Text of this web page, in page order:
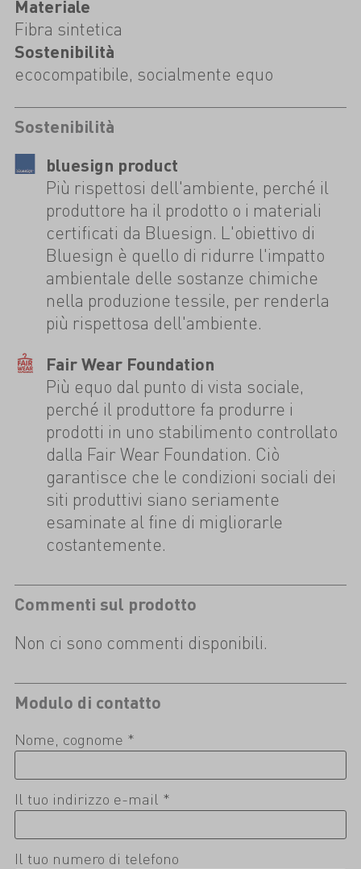
Materiale
Fibra sintetica
Sostenibilità
ecocompatibile, socialmente equo
Sostenibilità
bluesign product
Più rispettosi dell'ambiente, perché il
produttore ha il prodotto o i materiali
certificati da Bluesign. L'obiettivo di
Bluesign è quello di ridurre l'impatto
ambientale delle sostanze chimiche
nella produzione tessile, per renderla
più rispettosa dell'ambiente.
Fair Wear Foundation
Più equo dal punto di vista sociale,
perché il produttore fa produrre i
prodotti in uno stabilimento controllato
dalla Fair Wear Foundation. Ciò
garantisce che le condizioni sociali dei
siti produttivi siano seriamente
esaminate al fine di migliorarle
costantemente.
Commenti sul prodotto
Non ci sono commenti disponibili.
Modulo di contatto
Nome, cognome *
Il tuo indirizzo e-mail *
Il tuo numero di telefono